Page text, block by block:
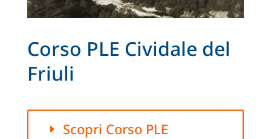
Corso PLE Cividale del
Friuli
Scopri Corso PLE